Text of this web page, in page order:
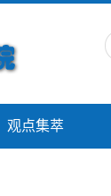
观点集萃